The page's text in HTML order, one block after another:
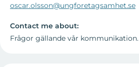
oscar.olsson@ungforetagsamhet.se
Contact me about:
Frågor gällande vår kommunikation.